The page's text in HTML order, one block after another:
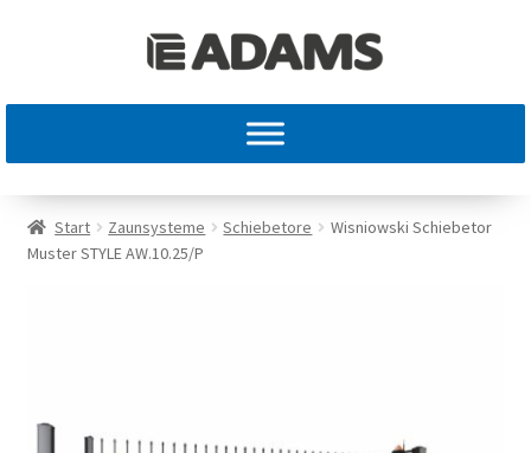
Start Zaunsysteme Schiebetore
Wisniowski Schiebetor
Muster STYLE AW.10.25/P